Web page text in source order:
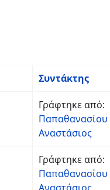
Συντάκτης
Γράφτηκε από:
Παπαθανασίου
Αναστάσιος
Γράφτηκε από:
Παπαθανασίου